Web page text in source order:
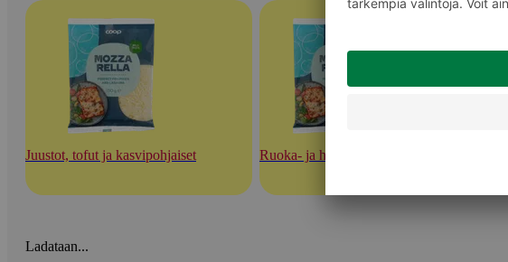
Juustot, tofut ja kasvipohjaiset Ruoka- ja herkuttelujuustot
Ladataan...